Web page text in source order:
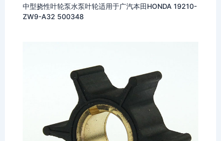
中型挠性叶轮泵水泵叶轮适用于广汽本田HONDA 19210-
ZW9-A32 500348